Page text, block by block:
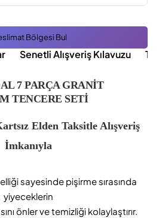
Bölgesi Bul
Senetli Alışveriş Kılavuzu
7 PARÇA GRANİT
TENCERE SETİ
Elden Taksitle Alışveriş
İmkanıyla
sayesinde pişirme sırasında
yiyeceklerin
önler ve temizliği kolaylaştırır.